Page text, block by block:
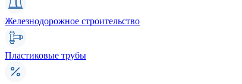
Железнодорожное строительство
Пластиковые трубы